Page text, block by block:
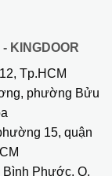
KINGDOOR
Tp.HCM
phường Bửu
15, quận
Phước, Q.